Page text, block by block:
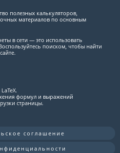
полезных калькуляторов,
материалов по основным
в сети — это использовать
поиском, чтобы найти
формул и выражений
страницы.
соглашение